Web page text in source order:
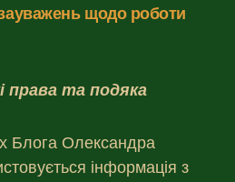
щодо роботи
права та подяка
Блога Олександра
інформація з